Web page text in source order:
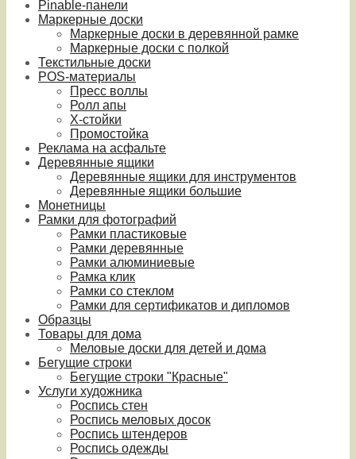
Pinable-панели
Маркерные доски
Маркерные доски в деревянной рамке
Маркерные доски с полкой
Текстильные доски
POS-материалы
Пресс воллы
Ролл апы
Х-стойки
Промостойка
Реклама на асфальте
Деревянные ящики
Деревянные ящики для инструментов
Деревянные ящики большие
Монетницы
Рамки для фотографий
Рамки пластиковые
Рамки деревянные
Рамки алюминиевые
Рамка клик
Рамки со стеклом
Рамки для сертификатов и дипломов
Образцы
Товары для дома
Меловые доски для детей и дома
Бегущие строки
Бегущие строки "Красные"
Услуги художника
Роспись стен
Роспись меловых досок
Роспись штендеров
Роспись одежды